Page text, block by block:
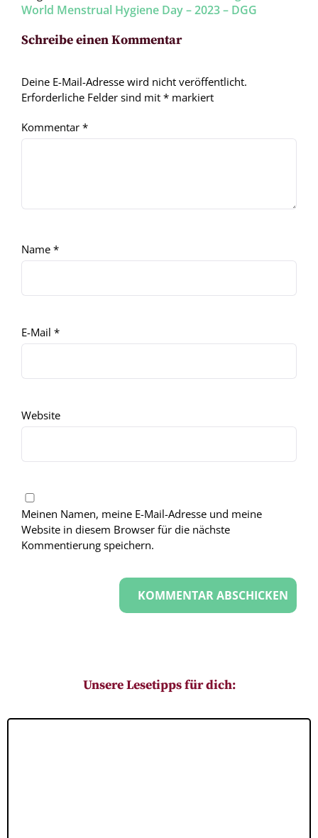
World Menstrual Hygiene Day – 2023 – DGG
Schreibe einen Kommentar
Deine E-Mail-Adresse wird nicht veröffentlicht.
Erforderliche Felder sind mit * markiert
Kommentar *
Name *
E-Mail *
Website
Meinen Namen, meine E-Mail-Adresse und meine
Website in diesem Browser für die nächste
Kommentierung speichern.
Unsere Lesetipps für dich: